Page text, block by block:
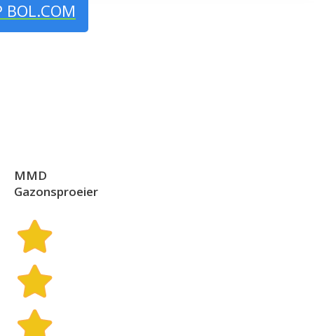
BOL.COM
MMD
Gazonsproeier